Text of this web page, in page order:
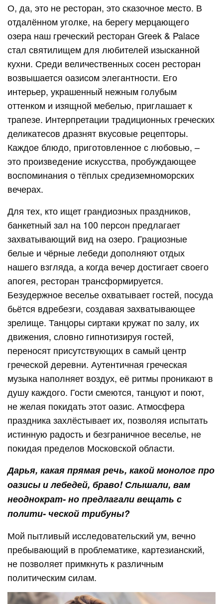
О, да, это не ресторан, это сказочное место. В
отдалённом уголке, на берегу мерцающего
озера наш греческий ресторан Greek & Palace
стал святилищем для любителей изысканной
кухни. Среди величественных сосен ресторан
возвышается оазисом элегантности. Его
интерьер, украшенный нежным голубым
оттенком и изящной мебелью, приглашает к
трапезе. Интерпретации традиционных греческих
деликатесов дразнят вкусовые рецепторы.
Каждое блюдо, приготовленное с любовью, –
это произведение искусства, пробуждающее
воспоминания о тёплых средиземноморских
вечерах.
Для тех, кто ищет грандиозных праздников,
банкетный зал на 100 персон предлагает
захватывающий вид на озеро. Грациозные
белые и чёрные лебеди дополняют отдых
нашего взгляда, а когда вечер достигает своего
апогея, ресторан трансформируется.
Безудержное веселье охватывает гостей, посуда
бьётся вдребезги, создавая захватывающее
зрелище. Танцоры сиртаки кружат по залу, их
движения, словно гипнотизируя гостей,
переносят присутствующих в самый центр
греческой деревни. Аутентичная греческая
музыка наполняет воздух, её ритмы проникают в
душу каждого. Гости смеются, танцуют и поют,
не желая покидать этот оазис. Атмосфера
праздника захлёстывает их, позволяя испытать
истинную радость и безграничное веселье, не
покидая пределов Московской области.
Дарья, какая прямая речь, какой монолог про
оазисы и лебедей, браво! Слышали, вам
неоднократ- но предлагали вещать с
полити- ческой трибуны?
Мой пытливый исследовательский ум, вечно
пребывающий в проблематике, картезианский,
не позволяет примкнуть к различным
политическим силам.